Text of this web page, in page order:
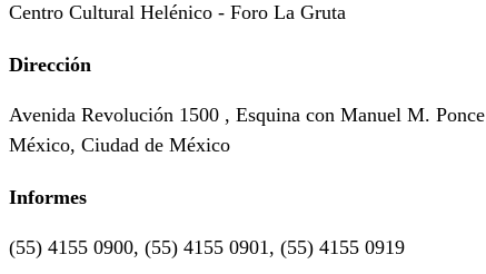
Centro Cultural Helénico - Foro La Gruta
Dirección
Avenida Revolución 1500 , Esquina con Manuel M. Ponce
México, Ciudad de México
Informes
(55) 4155 0900, (55) 4155 0901, (55) 4155 0919